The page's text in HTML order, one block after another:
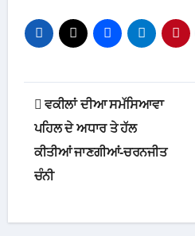
Post
navigation
ਵਕੀਲਾਂ ਦੀਆ ਸਮੱਸਿਆਵਾ
ਪਹਿਲ ਦੇ ਅਧਾਰ ਤੇ ਹੱਲ
ਕੀਤੀਆਂ ਜਾਣਗੀਆਂ-ਚਰਨਜੀਤ
ਚੰਨੀ